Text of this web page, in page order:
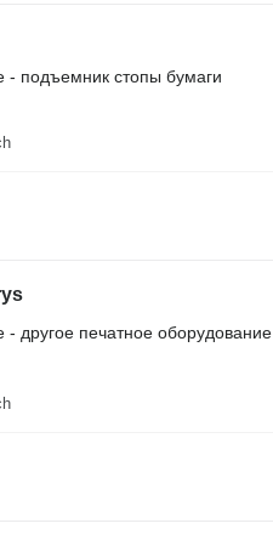
подъемник стопы бумаги
другое печатное оборудование